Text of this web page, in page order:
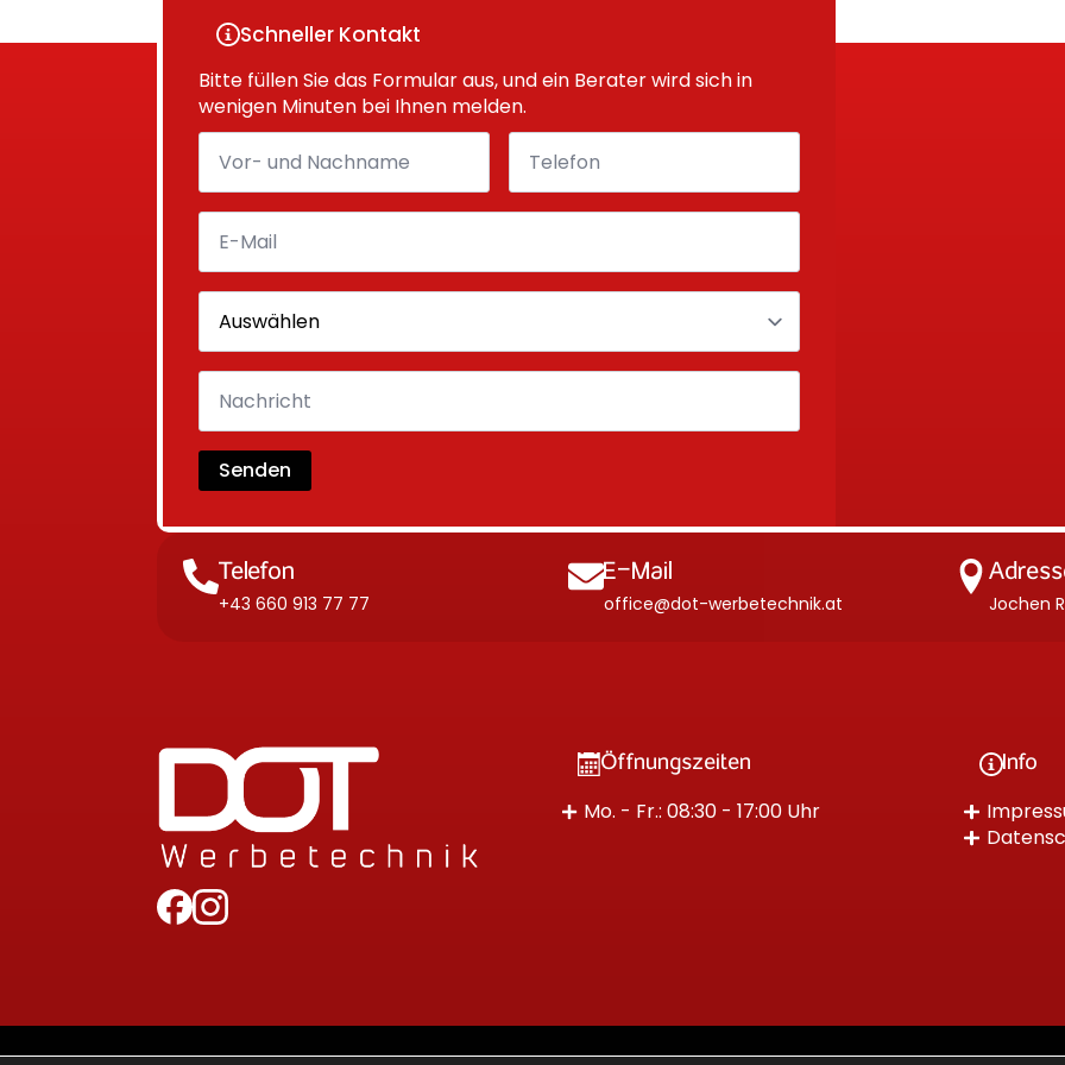
Schneller Kontakt
Bitte füllen Sie das Formular aus, und ein Berater wird sich in
wenigen Minuten bei Ihnen melden.
Senden
Telefon
+43 660 913 77 77
E-Mail
office@dot-werbetechnik.at
Jochen
Öffnungszeiten
Mo. - Fr.: 08:30 - 17:00 Uhr
Info